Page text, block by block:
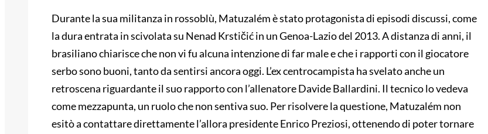
Durante la sua militanza in rossoblù, Matuzalém è stato protagonista di episodi discussi, come
la dura entrata in scivolata su Nenad Krstičić in un Genoa-Lazio del 2013. A distanza di anni, il
brasiliano chiarisce che non vi fu alcuna intenzione di far male e che i rapporti con il giocatore
serbo sono buoni, tanto da sentirsi ancora oggi. L’ex centrocampista ha svelato anche un
retroscena riguardante il suo rapporto con l’allenatore Davide Ballardini. Il tecnico lo vedeva
come mezzapunta, un ruolo che non sentiva suo. Per risolvere la questione, Matuzalém non
esitò a contattare direttamente l’allora presidente Enrico Preziosi, ottenendo di poter tornare